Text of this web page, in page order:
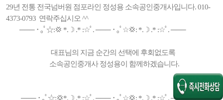
29년 전통 전국넘버원 점포라인 정성용 소속공인중개사입니다. 010-
4373-0793 연락주십시오 ^^
─── ･ ｡ﾟ☆:💢 *.☽ .* :☆ﾟ. ─── ･ ｡ﾟ☆💢: *.☽ .* :☆ﾟ. ───
대표님의 지금 순간의 선택에 후회없도록
소속공인중개사 정성용이 함께하겠습니다.
─── ･ ｡ﾟ☆:💢*.☽ .* :☆ﾟ. ─── ･ ｡ﾟ☆💢: *.☽ .* :☆ﾟ. ───